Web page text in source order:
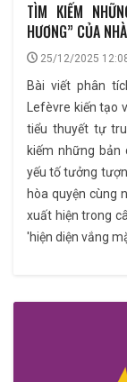
TÌM KIẾM
HƯƠNG” CỦA
25/12/2025
Bài viết phân
Lefèvre kiến tạo
tiểu thuyết tự
kiếm những bản
yếu tố tưởng
hòa quyện cùng
xuất hiện trong
'hiện diện vắng